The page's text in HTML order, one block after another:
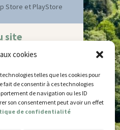
cookies
telles que les cookies pour
fait de consentir à ces technologies
de navigation ou les ID
son consentement peut avoir un effet
de confidentialité
Store et PlayStore
site
légales
des cookies